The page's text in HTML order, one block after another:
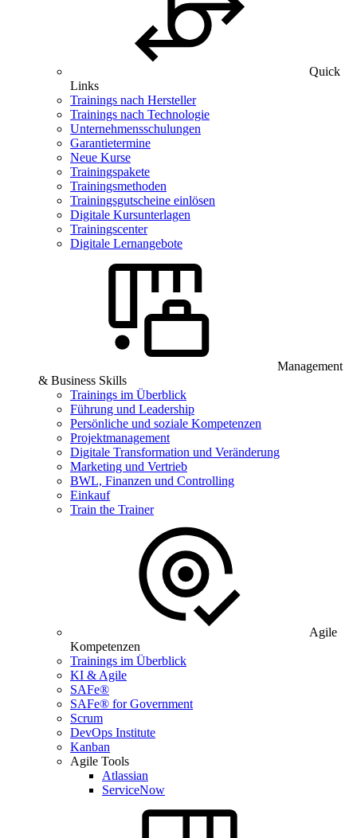
Quick
Links
Trainings nach Hersteller
Trainings nach Technologie
Unternehmensschulungen
Garantietermine
Neue Kurse
Trainingspakete
Trainingsmethoden
Trainingsgutscheine einlösen
Digitale Kursunterlagen
Trainingscenter
Digitale Lernangebote
Management
& Business Skills
Trainings im Überblick
Führung und Leadership
Persönliche und soziale Kompetenzen
Projektmanagement
Digitale Transformation und Veränderung
Marketing und Vertrieb
BWL, Finanzen und Controlling
Einkauf
Train the Trainer
Agile
Kompetenzen
Trainings im Überblick
KI & Agile
SAFe®
SAFe® for Government
Scrum
DevOps Institute
Kanban
Agile Tools
Atlassian
ServiceNow